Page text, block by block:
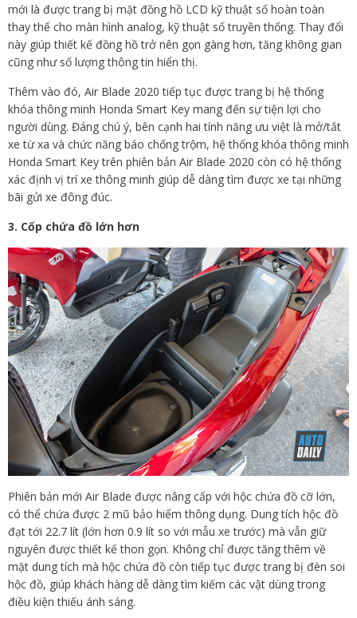
mới là được trang bị mặt đồng hồ LCD kỹ thuật số hoàn toàn
thay thế cho màn hình analog, kỹ thuật số truyền thống. Thay đổi
này giúp thiết kế đồng hồ trở nên gọn gàng hơn, tăng không gian
cũng như số lượng thông tin hiển thị.
Thêm vào đó, Air Blade 2020 tiếp tục được trang bị hệ thống
khóa thông minh Honda Smart Key mang đến sự tiện lợi cho
người dùng. Đáng chú ý, bên cạnh hai tính năng ưu việt là mở/tắt
xe từ xa và chức năng báo chống trộm, hệ thống khóa thông minh
Honda Smart Key trên phiên bản Air Blade 2020 còn có hệ thống
xác định vị trí xe thông minh giúp dễ dàng tìm được xe tại những
bãi gửi xe đông đúc.
3. Cốp chứa đồ lớn hơn
Phiên bản mới Air Blade được nâng cấp với hộc chứa đồ cỡ lớn,
có thể chứa được 2 mũ bảo hiểm thông dụng. Dung tích hộc đồ
đạt tới 22.7 lít (lớn hơn 0.9 lít so với mẫu xe trước) mà vẫn giữ
nguyên được thiết kế thon gọn. Không chỉ được tăng thêm về
mặt dung tích mà hộc chứa đồ còn tiếp tục được trang bị đèn soi
hộc đồ, giúp khách hàng dễ dàng tìm kiếm các vật dùng trong
điều kiện thiếu ánh sáng.